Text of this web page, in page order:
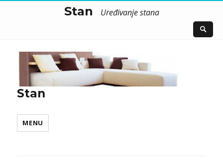
Stan Uređivanje stana
Stan
MENU